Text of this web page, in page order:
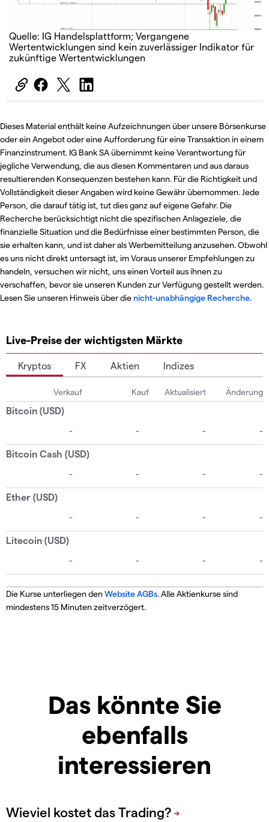
Quelle: IG Handelsplattform; Vergangene
Wertentwicklungen sind kein zuverlässiger Indikator für
zukünftige Wertentwicklungen
Dieses Material enthält keine Aufzeichnungen über unsere Börsenkurse
oder ein Angebot oder eine Aufforderung für eine Transaktion in einem
Finanzinstrument. IG Bank SA übernimmt keine Verantwortung für
jegliche Verwendung, die aus diesen Kommentaren und aus daraus
resultierenden Konsequenzen bestehen kann. Für die Richtigkeit und
Vollständigkeit dieser Angaben wird keine Gewähr übernommen. Jede
Person, die darauf tätig ist, tut dies ganz auf eigene Gefahr. Die
Recherche berücksichtigt nicht die spezifischen Anlageziele, die
finanzielle Situation und die Bedürfnisse einer bestimmten Person, die
sie erhalten kann, und ist daher als Werbemitteilung anzusehen. Obwohl
es uns nicht direkt untersagt ist, im Voraus unserer Empfehlungen zu
handeln, versuchen wir nicht, uns einen Vorteil aus ihnen zu
verschaffen, bevor sie unseren Kunden zur Verfügung gestellt werden.
Lesen Sie unseren Hinweis über dienicht-unabhängige Recherche.
Live-Preise der wichtigsten Märkte
Kryptos FX Aktien Indizes
Die Kurse unterliegen den Website AGBs. Alle Aktienkurse sind
mindestens 15 Minuten zeitverzögert.
Das könnte Sie
ebenfalls
interessieren